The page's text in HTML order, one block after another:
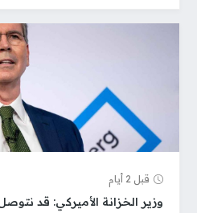
قبل 2 أيام
‏وزير الخزانة الأميركي: قد